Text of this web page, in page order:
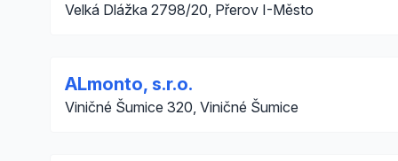
Velká Dlážka 2798/20, Přerov I-Město
ALmonto, s.r.o.
Viničné Šumice 320, Viničné Šumice